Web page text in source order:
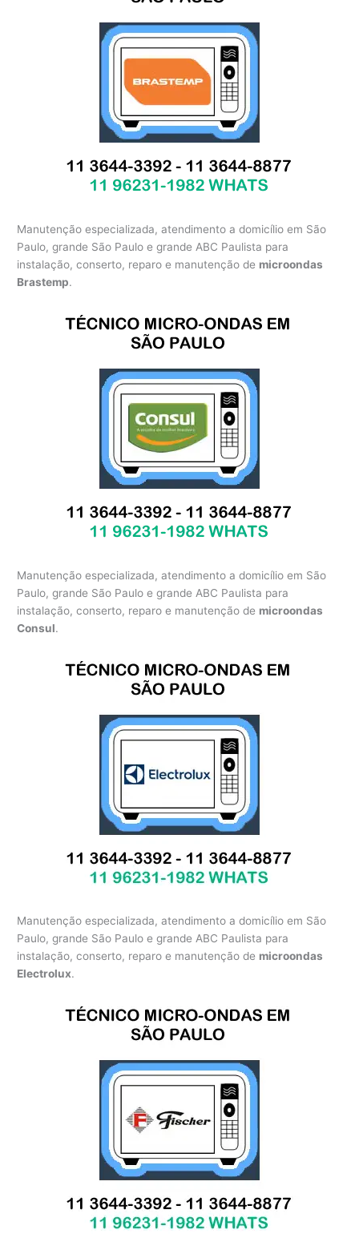
Manutenção especializada, atendimento a domicílio em São
Paulo, grande São Paulo e grande ABC Paulista para
instalação, conserto, reparo e manutenção de microondas
Brastemp.
Manutenção especializada, atendimento a domicílio em São
Paulo, grande São Paulo e grande ABC Paulista para
instalação, conserto, reparo e manutenção de microondas
Consul.
Manutenção especializada, atendimento a domicílio em São
Paulo, grande São Paulo e grande ABC Paulista para
instalação, conserto, reparo e manutenção de microondas
Electrolux.